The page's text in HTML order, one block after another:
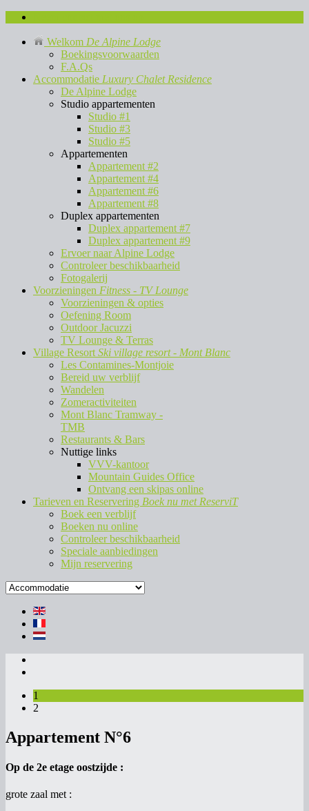
Welkom De Alpine Lodge
Boekingsvoorwaarden
F.A.Qs
Accommodatie Luxury Chalet Residence
De Alpine Lodge
Studio appartementen
Studio #1
Studio #3
Studio #5
Appartementen
Appartement #2
Appartement #4
Appartement #6
Appartement #8
Duplex appartementen
Duplex appartement #7
Duplex appartement #9
Ervoer naar Alpine Lodge
Controleer beschikbaarheid
Fotogalerij
Voorzieningen Fitness - TV Lounge
Voorzieningen & opties
Oefening Room
Outdoor Jacuzzi
TV Lounge & Terras
Village Resort Ski village resort - Mont Blanc
Les Contamines-Montjoie
Bereid uw verblijf
Wandelen
Zomeractiviteiten
Mont Blanc Tramway -
TMB
Restaurants & Bars
Nuttige links
VVV-kantoor
Mountain Guides Office
Ontvang een skipas online
Tarieven en Reservering Boek nu met ReserviT
Boek een verblijf
Boeken nu online
Controleer beschikbaarheid
Speciale aanbiedingen
Mijn reservering
1
2
Appartement N°6
Op de 2e etage oostzijde :
grote zaal met :